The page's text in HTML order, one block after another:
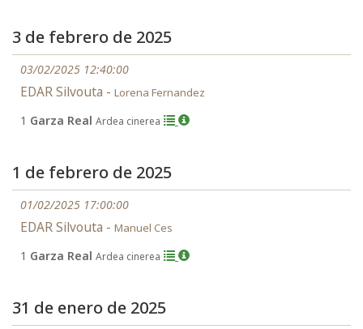
3 de febrero de 2025
03/02/2025 12:40:00
EDAR Silvouta - Lorena Fernandez
1 Garza Real Ardea cinerea
1 de febrero de 2025
01/02/2025 17:00:00
EDAR Silvouta - Manuel Ces
1 Garza Real Ardea cinerea
31 de enero de 2025